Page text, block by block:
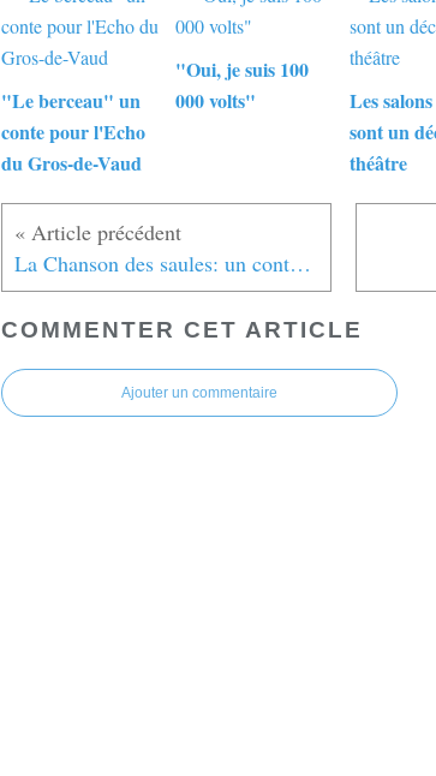
"Le berceau" un
conte pour l'Echo
du Gros-de-Vaud
"Oui, je suis 100
000 volts"
Les
sont un
théâtre
La Chanson des saules: un conte pour la Fête des mères
COMMENTER CET ARTICLE
Ajouter un commentaire